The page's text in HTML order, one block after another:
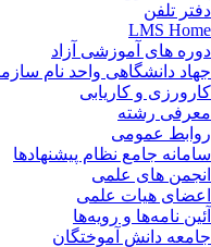
دفتر تلفن
LMS Home
دوره های آموزشی آزاد
جهاد دانشگاهی واحد نام
کارورزی و کاریابی
معرفی رشته
روابط عمومی
سامانه جامع نظام پیشنهادها
انجمن های علمی
اعضای هیات علمی
آئین نامه‌ها و رویه‌ها
جامعه دانش آموختگان